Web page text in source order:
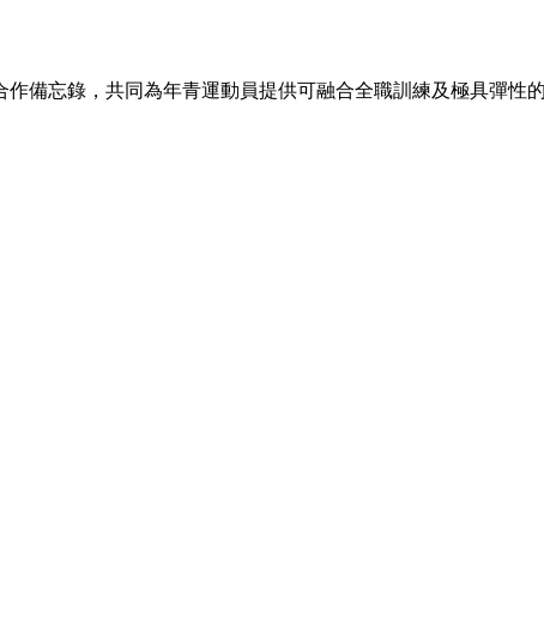
備忘錄，共同為年青運動員提供可融合全職訓練及極具彈性